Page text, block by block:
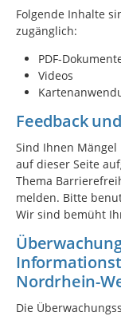
Folgende Inhalte
zugänglich:
PDF-
Videos
Feedback
Sind Ihnen
auf dieser Seite
Thema
melden. Bitte
Wir sind bemüht
Nordrhein-
Die